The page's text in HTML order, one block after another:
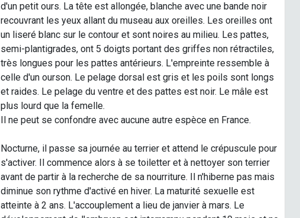
d'un petit ours. La tête est allongée, blanche avec une bande noir
recouvrant les yeux allant du museau aux oreilles. Les oreilles ont
un liseré blanc sur le contour et sont noires au milieu. Les pattes,
semi-plantigrades, ont 5 doigts portant des griffes non rétractiles,
très longues pour les pattes antérieurs. L'empreinte ressemble à
celle d'un ourson. Le pelage dorsal est gris et les poils sont longs
et raides. Le pelage du ventre et des pattes est noir. Le mâle est
plus lourd que la femelle.
Il ne peut se confondre avec aucune autre espèce en France.
Nocturne, il passe sa journée au terrier et attend le crépuscule pour
s'activer. Il commence alors à se toiletter et à nettoyer son terrier
avant de partir à la recherche de sa nourriture. Il n'hiberne pas mais
diminue son rythme d'activé en hiver. La maturité sexuelle est
atteinte à 2 ans. L'accouplement a lieu de janvier à mars. Le